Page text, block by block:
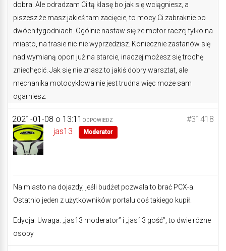
dobra. Ale odradzam Ci tą klasę bo jak się wciągniesz, a
piszesz że masz jakieś tam zacięcie, to mocy Ci zabraknie po
dwóch tygodniach. Ogólnie nastaw się że motor raczej tylko na
miasto, na trasie nic nie wyprzedzisz. Koniecznie zastanów się
nad wymianą opon już na starcie, inaczej możesz się trochę
zniechęcić. Jak się nie znasz to jakiś dobry warsztat, ale
mechanika motocyklowa nie jest trudna więc może sam
ogarniesz.
2021-01-08 o 13:11 #31418
ODPOWIEDZ
jas13 Moderator
Na miasto na dojazdy, jeśli budżet pozwala to brać PCX-a.
Ostatnio jeden z użytkowników portalu coś takiego kupił.
Edycja: Uwaga: „jas13 moderator” i „jas13 gość”, to dwie różne
osoby